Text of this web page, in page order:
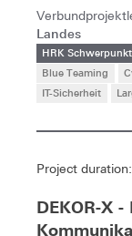
Landes
HRK
Blue Teaming
IT-Sicherheit
Project
DEKOR-X -